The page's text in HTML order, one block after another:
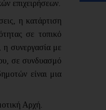
επιχειρήσεων.
η κατάρτιση
σε τοπικό
συνεργασία με
σε συνδυασμό
είναι μια
Αρχή.